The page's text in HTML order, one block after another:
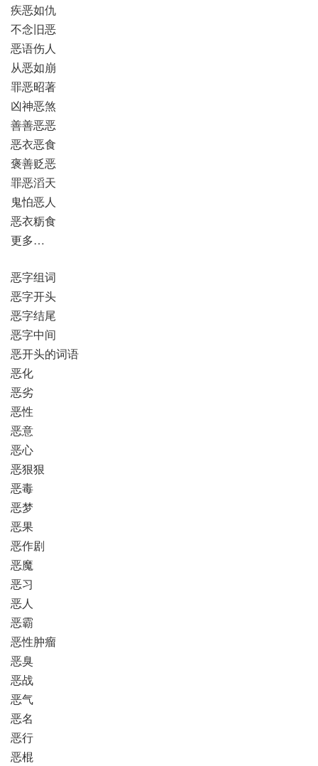
疾恶如仇
不念旧恶
恶语伤人
从恶如崩
罪恶昭著
凶神恶煞
善善恶恶
恶衣恶食
褒善贬恶
罪恶滔天
鬼怕恶人
恶衣粝食
更多…
恶字组词
恶字开头
恶字结尾
恶字中间
恶开头的词语
恶化
恶劣
恶性
恶意
恶心
恶狠狠
恶毒
恶梦
恶果
恶作剧
恶魔
恶习
恶人
恶霸
恶性肿瘤
恶臭
恶战
恶气
恶名
恶行
恶棍